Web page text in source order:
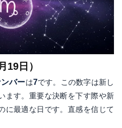
19日）
バーは7です。この数字は新し
ます。重要な決断を下す際や新
に最適な日です。直感を信じて